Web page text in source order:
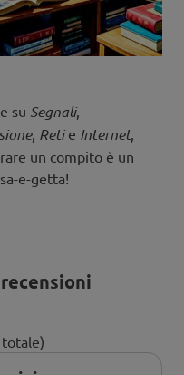
su Segnali,
, Retie Internet,
un compito è un
e-getta!